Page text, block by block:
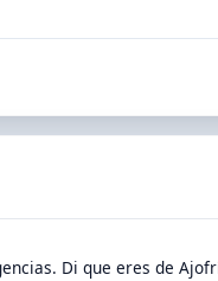
Di que eres de